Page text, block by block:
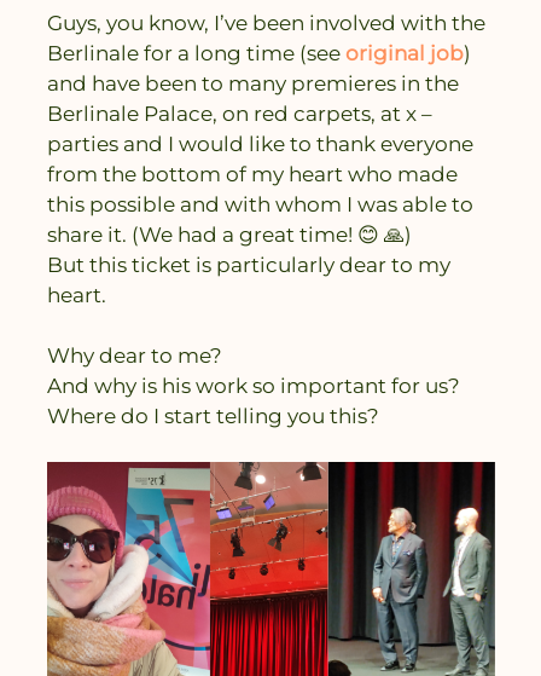
Guys, you know, I’ve been involved with the
Berlinale for a long time (seeoriginal job)
and have been to many premieres in the
Berlinale Palace, on red carpets, at x –
parties and I would like to thank everyone
from the bottom of my heart who made
this possible and with whom I was able to
share it. (We had a great time! 😊 🙏)
But this ticket is particularly dear to my
heart.
Why dear to me?
And why is his work so important for us?
Where do I start telling you this?